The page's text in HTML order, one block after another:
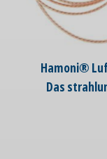
Hamoni®
Das